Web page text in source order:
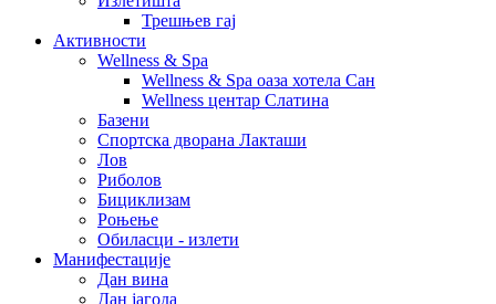
Трешњев гај
Активности
Wellness & Spa
Wellness & Spa оаза хотела Сан
Wellness центар Слатина
Базени
Спортска дворана Лакташи
Лов
Риболов
Бициклизам
Роњење
Обиласци - излети
Манифестације
Дан вина
Дан јагода